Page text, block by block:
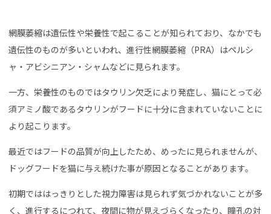
網膜萎縮は遺伝性や栄養性で起こることが知られており、なかでも
遺伝性のものが多いといわれ、進行性網膜萎縮（PRA）はペルシ
ャ・アビシニアン・シャムなどに見られます。
一方、栄養性のものではタウリン欠乏により発症し、猫にとって必
須アミノ酸であるタウリンがフードに十分に含まれていないことに
より起こります。
最近ではフードの品質が向上したため、めったに見られませんが、
ドッグフードを猫に与え続けた事が原因となることがあります。
初期でははっきりとした視力障害は見られず気づかれないことが多
く、進行するにつれて、夜間に物が見えづらくなったり、瞳孔の対